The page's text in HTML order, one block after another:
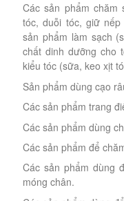
Các sản phẩm chăm
tóc, duỗi tóc, giữ
sản phẩm làm sạch
chất dinh dưỡng cho
kiểu tóc (sữa, keo xịt
Sản phẩm dùng cạo
Các sản phẩm trang
Các sản phẩm dùng
Các sản phẩm để
Các sản phẩm dùng
móng chân.